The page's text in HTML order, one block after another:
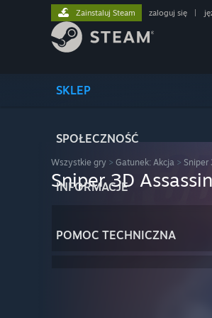
SKLEP
SPOŁECZNOŚĆ
INFORMACJE
POMOC TECHNICZNA
Zainstaluj Steam zaloguj się
Wszystkie gry > Gatunek: Akcja > Sniper
Sniper 3D